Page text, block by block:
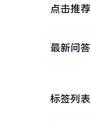
点击推荐
最新问答
标签列表